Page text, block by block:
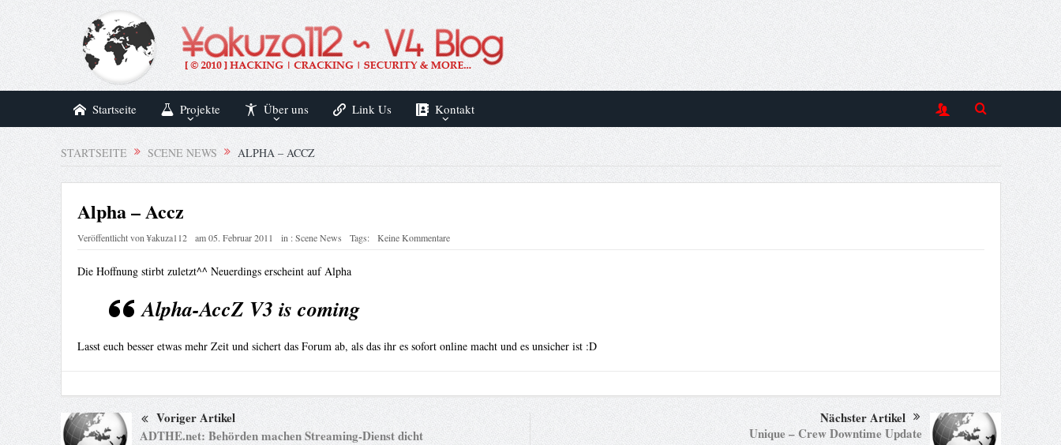
Startseite Projekte Über uns Link Us Kontakt
STARTSEITE SCENE NEWS ALPHA – ACCZ
Alpha – Accz
Veröffentlicht von¥akuza112 am05. Februar 2011 in :Scene News Tags: Keine Kommentare
Die Hoffnung stirbt zuletzt^^ Neuerdings erscheint auf Alpha
Alpha-AccZ V3 is coming
Lasst euch besser etwas mehr Zeit und sichert das Forum ab, als das ihr es sofort online macht und es unsicher ist :D
Voriger Artikel
ADTHE.net: Behörden machen Streaming-Dienst dicht
Nächster Artikel
Unique – Crew Downtime Update